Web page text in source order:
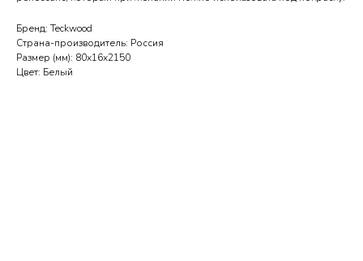
Бренд: Teckwood
Страна-производитель: Россия
Размер (мм): 80х16х2150
Цвет: Белый